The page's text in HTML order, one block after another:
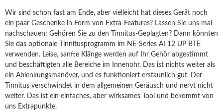
Wir sind schon fast am Ende, aber vielleicht hat dieses Gerät noch
ein paar Geschenke in Form von Extra-Features? Lassen Sie uns mal
nachschauen: Gehören Sie zu den Tinnitus-Geplagten? Dann könnten
Sie das optionale Tinnitusprogramm im NE-Series AI 12 UP BTE
verwenden. Leise, sanfte Klänge werden auf Ihr Gehör abgestimmt
und beschäftigten alle Bereiche im Innenohr. Das ist nichts weiter als
ein Ablenkungsmanöver, und es funktioniert erstaunlich gut. Der
Tinnitus verschwindet in dem allgemeinen Geräusch und nervt nicht
weiter. Das ist ein einfaches, aber wirksames Tool und bekommt von
uns Extrapunkte.